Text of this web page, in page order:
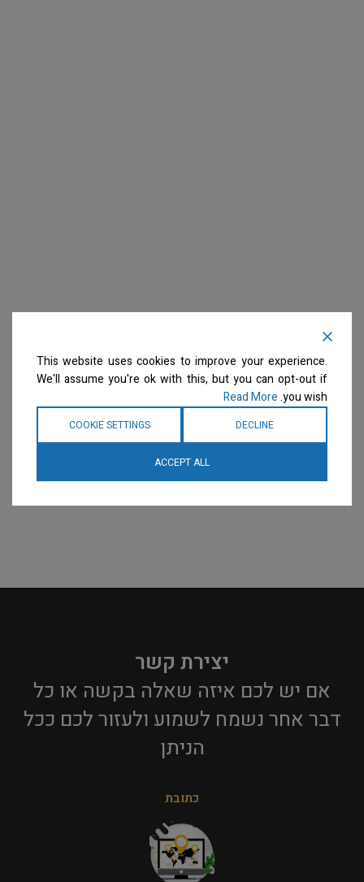
יצירת קשר
אם יש לכם איזה שאלה בקשה או כל
דבר אחר נשמח לשמוע ולעזור לכם ככל
הניתן​
כתובת
This website uses cookies to improve your experience.
We'll assume you're ok with this, but you can opt-out if
you wish.
Read More
DECLINE
COOKIE SETTINGS
ACCEPT ALL